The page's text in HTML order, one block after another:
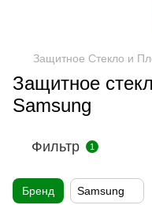
Защитное Стекло и
Защитное
Samsung
Фильтр 1
Бренд Samsung